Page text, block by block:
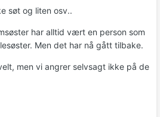
søt og liten osv..
har alltid vært en person som
Men det har nå gått tilbake.
men vi angrer selvsagt ikke på de